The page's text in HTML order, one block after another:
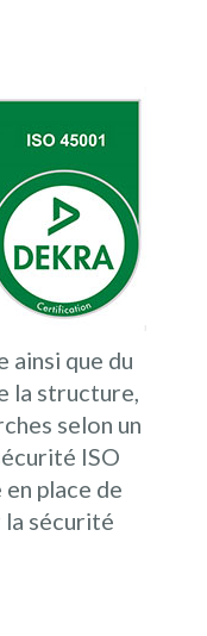
ainsi que du
la structure,
selon un
ISO
place de
sécurité